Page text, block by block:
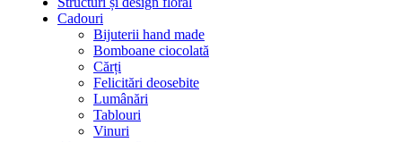
Cadouri
Bijuterii hand made
Bomboane ciocolată
Cărți
Felicitări deosebite
Lumânări
Tablouri
Vinuri